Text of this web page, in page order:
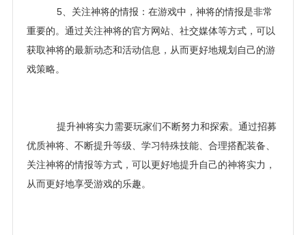
5、关注神将的情报：在游戏中，神将的情报是非常
重要的。通过关注神将的官方网站、社交媒体等方式，可以
获取神将的最新动态和活动信息，从而更好地规划自己的游
戏策略。
提升神将实力需要玩家们不断努力和探索。通过招募
优质神将、不断提升等级、学习特殊技能、合理搭配装备、
关注神将的情报等方式，可以更好地提升自己的神将实力，
从而更好地享受游戏的乐趣。